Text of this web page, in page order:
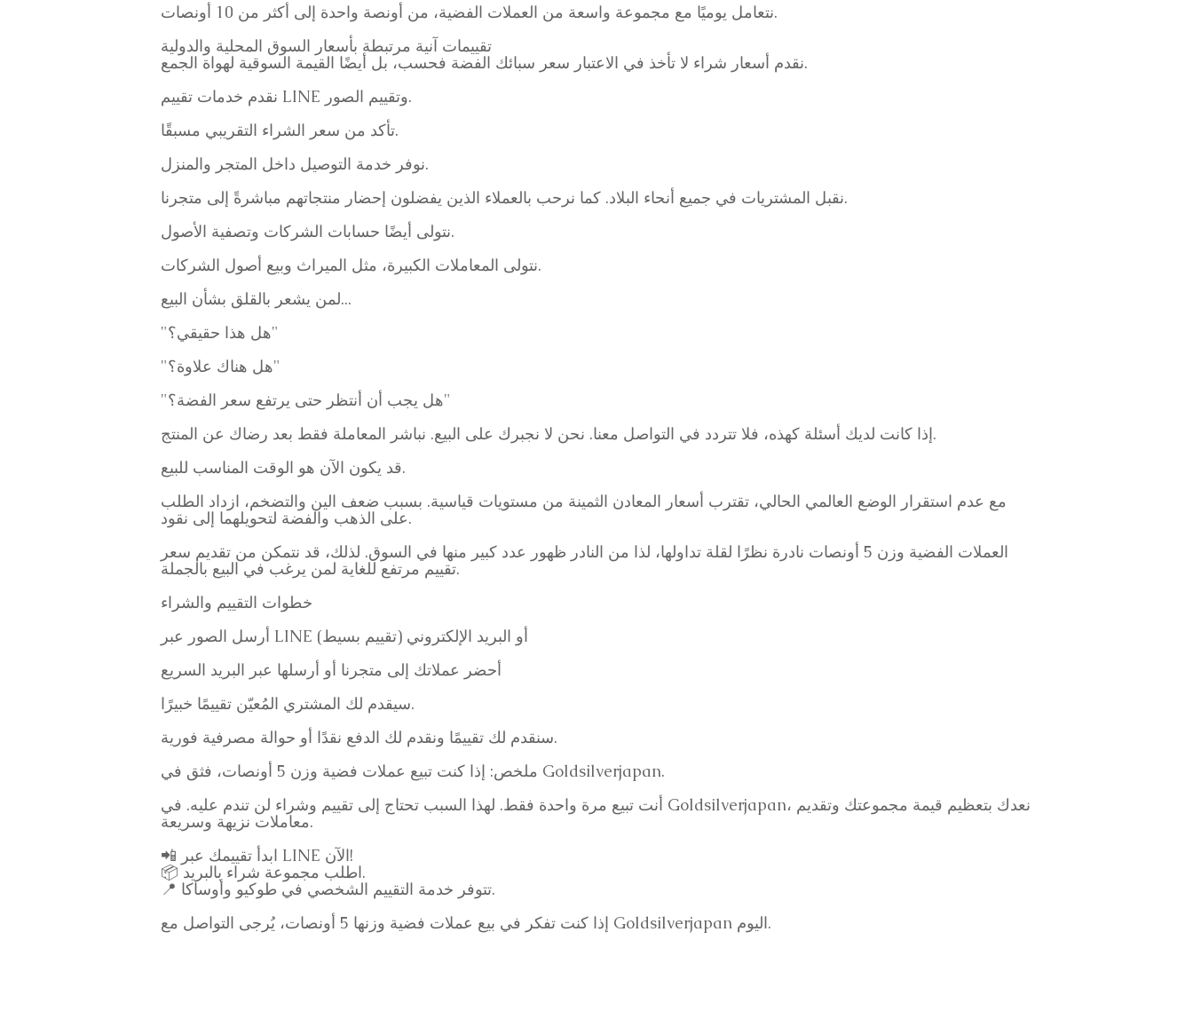
نتعامل يوميًا مع مجموعة واسعة من العملات الفضية، من أونصة واحدة إلى أكثر من 10 أونصات.
تقييمات آنية مرتبطة بأسعار السوق المحلية والدولية
نقدم أسعار شراء لا تأخذ في الاعتبار سعر سبائك الفضة فحسب، بل أيضًا القيمة السوقية لهواة الجمع.
نقدم خدمات تقييم LINE وتقييم الصور.
تأكد من سعر الشراء التقريبي مسبقًا.
نوفر خدمة التوصيل داخل المتجر والمنزل.
نقبل المشتريات في جميع أنحاء البلاد. كما نرحب بالعملاء الذين يفضلون إحضار منتجاتهم مباشرةً إلى متجرنا.
نتولى أيضًا حسابات الشركات وتصفية الأصول.
نتولى المعاملات الكبيرة، مثل الميراث وبيع أصول الشركات.
لمن يشعر بالقلق بشأن البيع...
"هل هذا حقيقي؟"
"هل هناك علاوة؟"
"هل يجب أن أنتظر حتى يرتفع سعر الفضة؟"
إذا كانت لديك أسئلة كهذه، فلا تتردد في التواصل معنا. نحن لا نجبرك على البيع. نباشر المعاملة فقط بعد رضاك عن المنتج.
قد يكون الآن هو الوقت المناسب للبيع.
مع عدم استقرار الوضع العالمي الحالي، تقترب أسعار المعادن الثمينة من مستويات قياسية. بسبب ضعف الين والتضخم، ازداد الطلب
على الذهب والفضة لتحويلهما إلى نقود.
العملات الفضية وزن 5 أونصات نادرة نظرًا لقلة تداولها، لذا من النادر ظهور عدد كبير منها في السوق. لذلك، قد نتمكن من تقديم سعر
تقييم مرتفع للغاية لمن يرغب في البيع بالجملة.
خطوات التقييم والشراء
أرسل الصور عبر LINE أو البريد الإلكتروني (تقييم بسيط)
أحضر عملاتك إلى متجرنا أو أرسلها عبر البريد السريع
سيقدم لك المشتري المُعيّن تقييمًا خبيرًا.
سنقدم لك تقييمًا ونقدم لك الدفع نقدًا أو حوالة مصرفية فورية.
ملخص: إذا كنت تبيع عملات فضية وزن 5 أونصات، فثق في Goldsilverjapan.
أنت تبيع مرة واحدة فقط. لهذا السبب تحتاج إلى تقييم وشراء لن تندم عليه. في Goldsilverjapan، نعدك بتعظيم قيمة مجموعتك وتقديم
معاملات نزيهة وسريعة.
📲 ابدأ تقييمك عبر LINE الآن!
📦 اطلب مجموعة شراء بالبريد.
📍 تتوفر خدمة التقييم الشخصي في طوكيو وأوساكا.
إذا كنت تفكر في بيع عملات فضية وزنها 5 أونصات، يُرجى التواصل مع Goldsilverjapan اليوم.